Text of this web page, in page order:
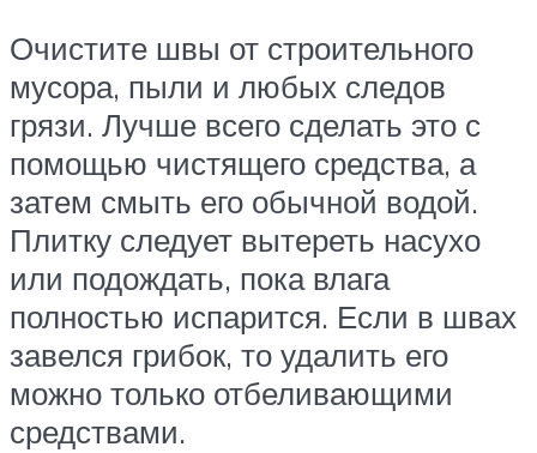
Очистите швы от строительного
мусора, пыли и любых следов
грязи. Лучше всего сделать это с
помощью чистящего средства, а
затем смыть его обычной водой.
Плитку следует вытереть насухо
или подождать, пока влага
полностью испарится. Если в швах
завелся грибок, то удалить его
можно только отбеливающими
средствами.